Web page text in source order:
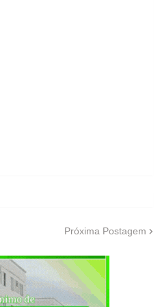
Próxima Postagem